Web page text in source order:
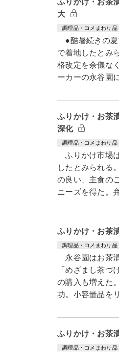
ふりかけ・お茶
大
調理品・コメまわり品
●酷暑続きの夏
で着地したとみ
格改定を余儀な
ーカーの永谷園
ふりかけ・お茶
深化
調理品・コメまわり品
ふりかけ市場
したとみられる
の良い、主食の
ニーズを得た。
ふりかけ・お茶
調理品・コメまわり品
永谷園はお茶
「めざまし茶づ
の購入も増えた
功。小容量品を
ふりかけ・お茶
調理品・コメまわり品